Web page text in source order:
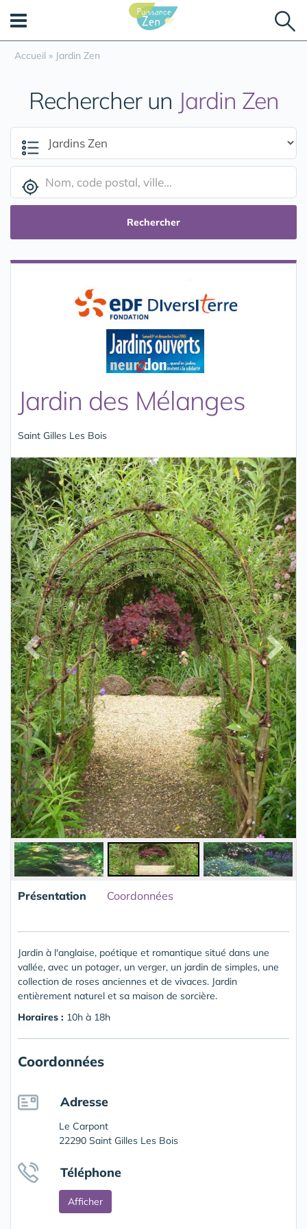
Accueil » Jardin Zen
Rechercher un Jardin Zen
Rechercher
Jardin des Mélanges
Saint Gilles Les Bois
Présentation Coordonnées
Jardin à l'anglaise, poétique et romantique situé dans une
vallée, avec un potager, un verger, un jardin de simples, une
collection de roses anciennes et de vivaces. Jardin
entièrement naturel et sa maison de sorcière.
Horaires : 10h à 18h
Coordonnées
Adresse
Le Carpont
22290 Saint Gilles Les Bois
Téléphone
Afficher
Panneau de gestion des cookies